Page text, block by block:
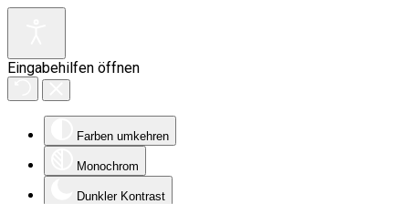
Eingabehilfen öffnen
Farben umkehren
Monochrom
Dunkler Kontrast